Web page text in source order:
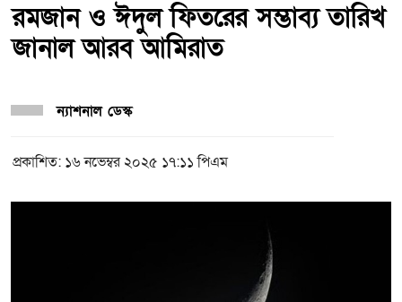
রমজান ও ঈদুল ফিতরের সম্ভাব্য তারিখ
জানাল আরব আমিরাত
ন্যাশনাল ডেস্ক
প্রকাশিত: ১৬ নভেম্বর ২০২৫ ১৭:১১ পিএম